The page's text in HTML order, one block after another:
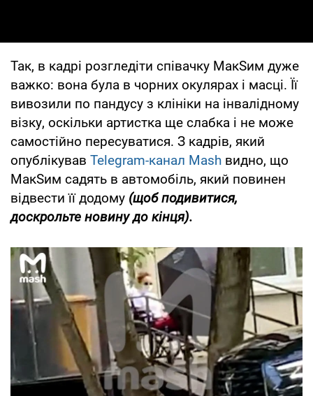
Так, в кадрі розгледіти співачку МакSим дуже
важко: вона була в чорних окулярах і масці. Її
вивозили по пандусу з клініки на інвалідному
візку, оскільки артистка ще слабка і не може
самостійно пересуватися. З кадрів, який
опублікував Telegram-канал Mash видно, що
МакSим садять в автомобіль, який повинен
відвести її додому (щоб подивитися,
доскрольте новину до кінця).